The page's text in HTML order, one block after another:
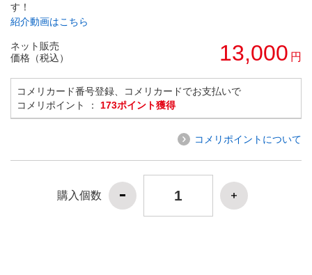
す！
紹介動画はこちら
ネット販売
価格（税込）
13,000 円
コメリカード番号登録、コメリカードでお支払いで
コメリポイント ： 173ポイント獲得
コメリポイントについて
購入個数